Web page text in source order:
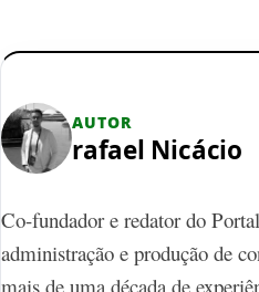
AUTOR
rafael Nicácio
Co-fundador e redator do
administração e produção de
mais de uma década de